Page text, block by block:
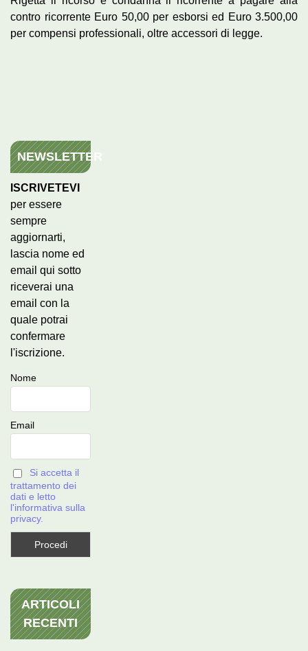
contro ricorrente Euro 50,00 per esborsi ed Euro 3.500,00
per compensi professionali, oltre accessori di legge.
NEWSLETTER
ISCRIVETEVI
per essere
sempre
aggiornarti,
lascia nome ed
email qui sotto
riceverai una
email con la
quale potrai
confermare
l'iscrizione.
Nome
Email
Si accetta il
trattamento dei
dati e letto
l'informativa sulla
privacy.
ARTICOLI
RECENTI